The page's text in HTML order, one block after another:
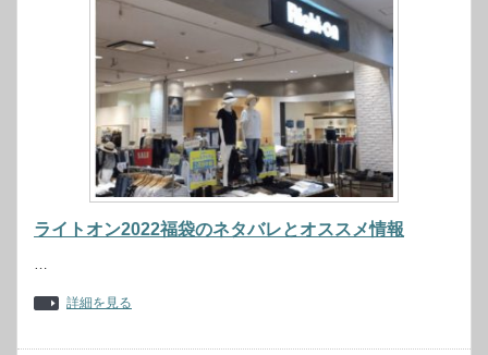
ライトオン2022福袋のネタバレとオススメ情報
詳細を見る